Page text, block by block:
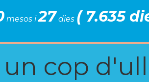
mesos i27 dies ( 7.635
cop